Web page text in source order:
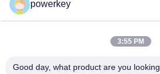
Fabriek directe verkoopprijs aroma
diffuser 60ml aluminium
100 ml Premium Essentiële Olie
powerkey
3:55 PM
Good day, what product are you